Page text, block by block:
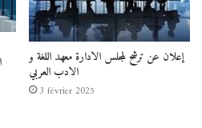
إعلان عن ترشح لمجلس الادارة معهد اللغة و
الادب العربي
3 février 2025